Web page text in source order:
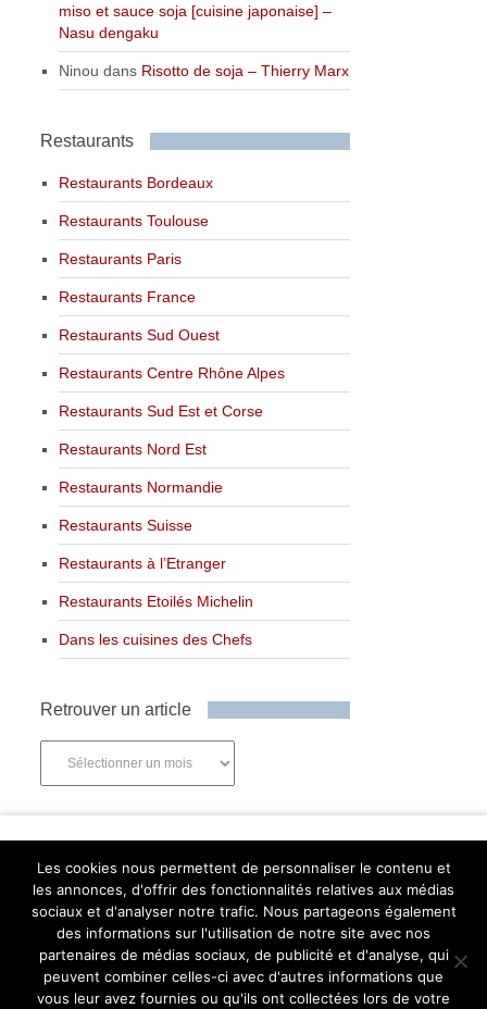
miso et sauce soja [cuisine japonaise] –
Nasu dengaku
Ninou dans Risotto de soja – Thierry Marx
Restaurants
Restaurants Bordeaux
Restaurants Toulouse
Restaurants Paris
Restaurants France
Restaurants Sud Ouest
Restaurants Centre Rhône Alpes
Restaurants Sud Est et Corse
Restaurants Nord Est
Restaurants Normandie
Restaurants Suisse
Restaurants à l’Etranger
Restaurants Etoilés Michelin
Dans les cuisines des Chefs
Retrouver un article
Abonnez-vous
Facebook Twitter Instagram Pinterest
Les cookies nous permettent de personnaliser le contenu et
les annonces, d'offrir des fonctionnalités relatives aux médias
sociaux et d'analyser notre trafic. Nous partageons également
des informations sur l'utilisation de notre site avec nos
partenaires de médias sociaux, de publicité et d'analyse, qui
peuvent combiner celles-ci avec d'autres informations que
vous leur avez fournies ou qu'ils ont collectées lors de votre